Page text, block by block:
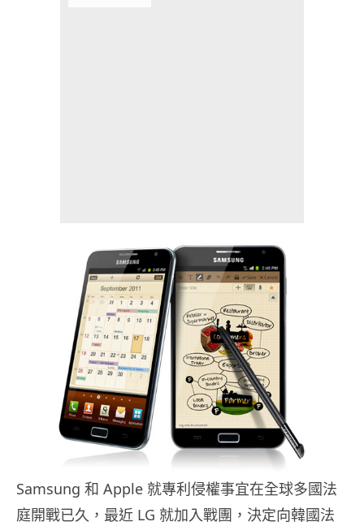
Samsung 和 Apple 就專利侵權事宜在全球多國法
庭開戰已久，最近 LG 就加入戰團，決定向韓國法